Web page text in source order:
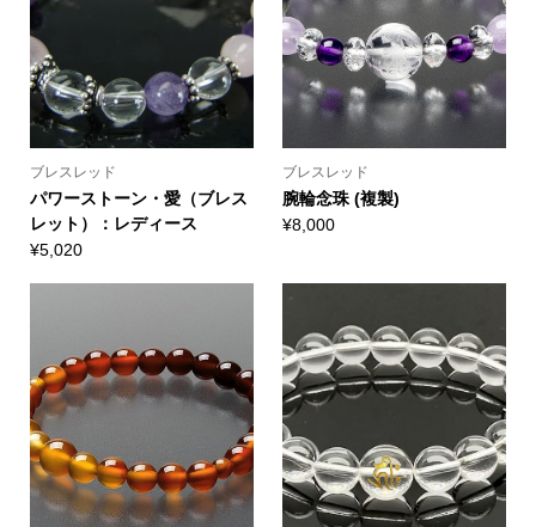
ブレスレッド
パワーストーン・愛（ブレス
レット）：レディース
¥5,020
ブレスレッド
腕輪念珠 (複製)
¥8,000